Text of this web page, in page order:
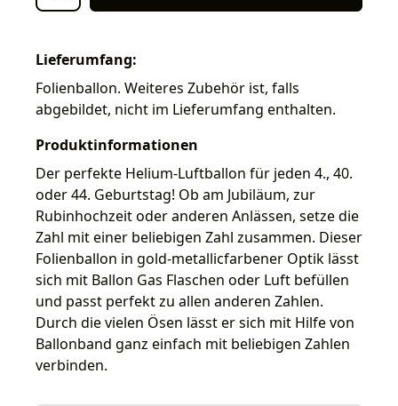
Lieferumfang:
Folienballon. Weiteres Zubehör ist, falls
abgebildet, nicht im Lieferumfang enthalten.
Produktinformationen
Der perfekte Helium-Luftballon für jeden 4., 40.
oder 44. Geburtstag! Ob am Jubiläum, zur
Rubinhochzeit oder anderen Anlässen, setze die
Zahl mit einer beliebigen Zahl zusammen. Dieser
Folienballon in gold-metallicfarbener Optik lässt
sich mit Ballon Gas Flaschen oder Luft befüllen
und passt perfekt zu allen anderen Zahlen.
Durch die vielen Ösen lässt er sich mit Hilfe von
Ballonband ganz einfach mit beliebigen Zahlen
verbinden.